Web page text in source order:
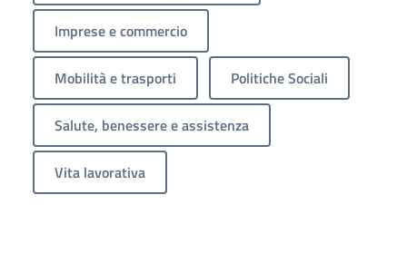
Imprese e commercio
Mobilità e trasporti Politiche Sociali
Salute, benessere e assistenza
Vita lavorativa